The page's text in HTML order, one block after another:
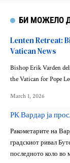
БИ МОЖЕЛО
Lenten Retreat:
Vatican News
Bishop Erik Varden
the Vatican for Pope
March 1, 2026
РК Вардар ја
Ракометарите на
градскиот ривал
последното коло во